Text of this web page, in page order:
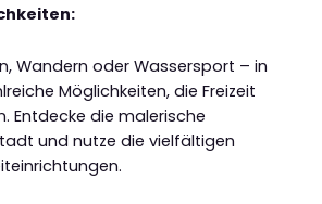
Wandern oder Wassersport – in
Möglichkeiten, die Freizeit
Entdecke die malerische
und nutze die vielfältigen